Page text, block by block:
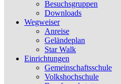
Besuchsgruppen
Downloads
Wegweiser
Anreise
Geländeplan
Star Walk
Einrichtungen
Gemeinschaftsschule
Volkshochschule